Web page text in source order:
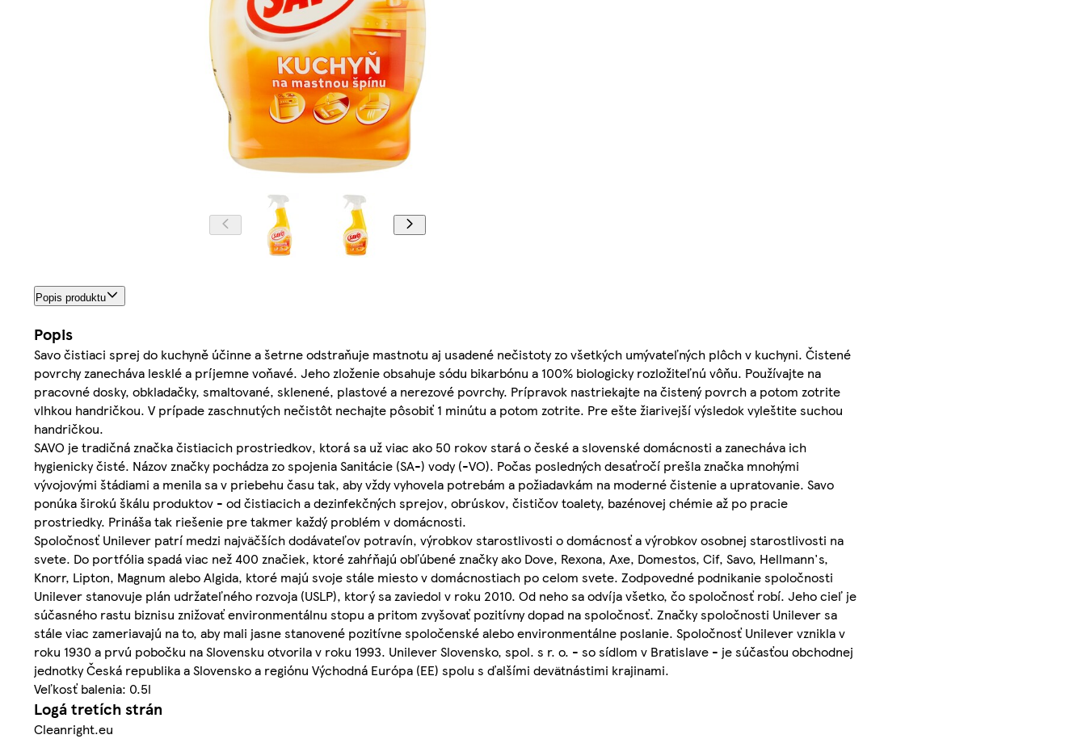
Popis produktu
Popis
Savo čistiaci sprej do kuchyně účinne a šetrne odstraňuje mastnotu aj usadené nečistoty zo všetkých umývateľných plôch v kuchyni. Čistené
povrchy zanecháva lesklé a príjemne voňavé. Jeho zloženie obsahuje sódu bikarbónu a 100% biologicky rozložiteľnú vôňu. Používajte na
pracovné dosky, obkladačky, smaltované, sklenené, plastové a nerezové povrchy. Prípravok nastriekajte na čistený povrch a potom zotrite
vlhkou handričkou. V prípade zaschnutých nečistôt nechajte pôsobiť 1 minútu a potom zotrite. Pre ešte žiarivejší výsledok vyleštite suchou
handričkou.
SAVO je tradičná značka čistiacich prostriedkov, ktorá sa už viac ako 50 rokov stará o české a slovenské domácnosti a zanecháva ich
hygienicky čisté. Názov značky pochádza zo spojenia Sanitácie (SA-) vody (-VO). Počas posledných desaťročí prešla značka mnohými
vývojovými štádiami a menila sa v priebehu času tak, aby vždy vyhovela potrebám a požiadavkám na moderné čistenie a upratovanie. Savo
ponúka širokú škálu produktov - od čistiacich a dezinfekčných sprejov, obrúskov, čističov toalety, bazénovej chémie až po pracie
prostriedky. Prináša tak riešenie pre takmer každý problém v domácnosti.
Spoločnosť Unilever patrí medzi najväčších dodávateľov potravín, výrobkov starostlivosti o domácnosť a výrobkov osobnej starostlivosti na
svete. Do portfólia spadá viac než 400 značiek, ktoré zahŕňajú obľúbené značky ako Dove, Rexona, Axe, Domestos, Cif, Savo, Hellmann's,
Knorr, Lipton, Magnum alebo Algida, ktoré majú svoje stále miesto v domácnostiach po celom svete. Zodpovedné podnikanie spoločnosti
Unilever stanovuje plán udržateľného rozvoja (USLP), ktorý sa zaviedol v roku 2010. Od neho sa odvíja všetko, čo spoločnosť robí. Jeho cieľ je
súčasného rastu biznisu znižovať environmentálnu stopu a pritom zvyšovať pozitívny dopad na spoločnosť. Značky spoločnosti Unilever sa
stále viac zameriavajú na to, aby mali jasne stanovené pozitívne spoločenské alebo environmentálne poslanie. Spoločnosť Unilever vznikla v
roku 1930 a prvú pobočku na Slovensku otvorila v roku 1993. Unilever Slovensko, spol. s r. o. - so sídlom v Bratislave - je súčasťou obchodnej
jednotky Česká republika a Slovensko a regiónu Východná Európa (EE) spolu s ďalšími devätnástimi krajinami.
Veľkosť balenia: 0.5l
Logá tretích strán
Cleanright.eu